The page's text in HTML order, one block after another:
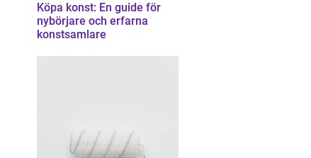
Köpa konst: En guide för
nybörjare och erfarna
konstsamlare